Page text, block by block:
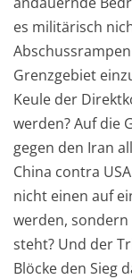
es militärisch
Grenzgebiet
Keule der
werden? Auf die
gegen den Iran
China contra
nicht einen auf
werden, sondern
steht? Und der
Blöcke den Sieg